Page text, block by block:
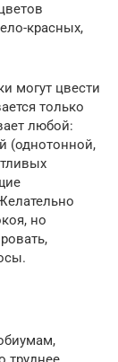
красных,
могут цвести
только
любой:
(однотонной,
но